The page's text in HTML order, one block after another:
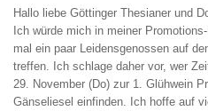
Hallo liebe Göttinger Thesianer und
Ich würde mich in meiner
mal ein paar Leidensgenossen auf
treffen. Ich schlage daher vor, wer
29. November (Do) zur 1. Glühwein
Gänseliesel einfinden. Ich hoffe auf